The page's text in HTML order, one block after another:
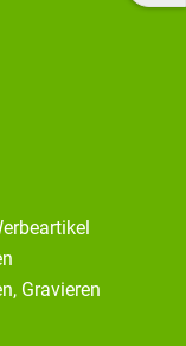
Gravieren